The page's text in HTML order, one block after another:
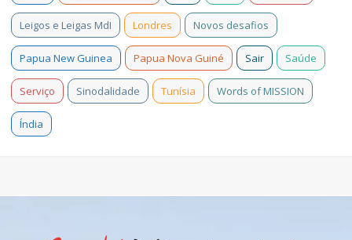
Leigos e Leigas MdI Londres Novos desafios
Papua New Guinea Papua Nova Guiné Sair Saúde
Serviço Sinodalidade Tunísia Words of MISSION
Índia